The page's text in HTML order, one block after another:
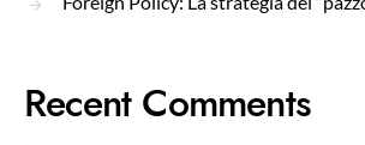
Recent Comments